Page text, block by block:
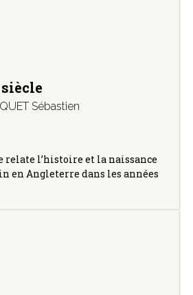
Sébastien
relate l’histoire et la naissance
en Angleterre dans les années